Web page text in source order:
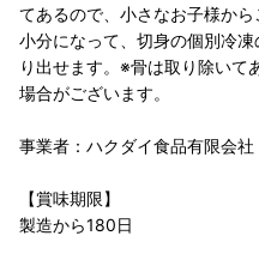
てあるので、小さなお子様か
小分になって、切身の個別冷
り出せます。※骨は取り除いて
場合がございます。
事業者：ハクダイ食品有限会社
【賞味期限】
製造から180日